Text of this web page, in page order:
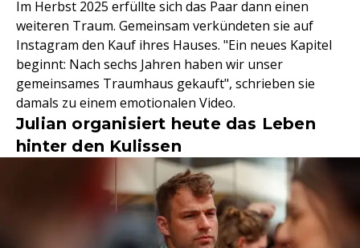
Im Herbst 2025 erfüllte sich das Paar dann einen
weiteren Traum. Gemeinsam verkündeten sie auf
Instagram den Kauf ihres Hauses. "Ein neues Kapitel
beginnt: Nach sechs Jahren haben wir unser
gemeinsames Traumhaus gekauft", schrieben sie
damals zu einem emotionalen Video.
Julian organisiert heute das Leben
hinter den Kulissen